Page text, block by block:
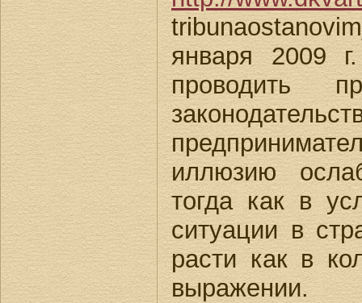
января 2009
проводить
иллюзию
тогда как в
ситуации в
расти как в
выражении.